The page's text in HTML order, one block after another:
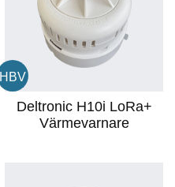
HBV
Deltronic H10i LoRa+
Värmevarnare